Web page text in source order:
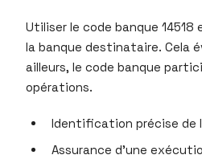
Utiliser le code banque
la banque destinataire. Cela
ailleurs, le code banque
opérations.
Identification précise de
Assurance d’une